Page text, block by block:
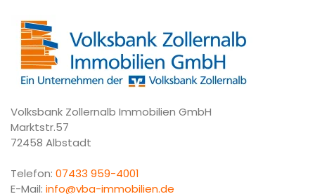
Volksbank Zollernalb Immobilien GmbH
Marktstr.57
72458 Albstadt
Telefon: 07433 959-4001
E-Mail: info@vba-immobilien.de